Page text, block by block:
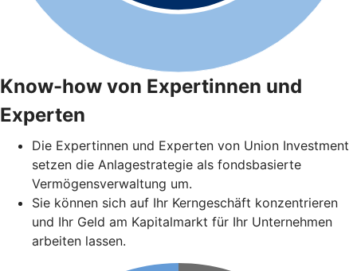
Know-how von Expertinnen und
Experten
Die Expertinnen und Experten von Union Investment
setzen die Anlagestrategie als fondsbasierte
Vermögensverwaltung um.
Sie können sich auf Ihr Kerngeschäft konzentrieren
und Ihr Geld am Kapitalmarkt für Ihr Unternehmen
arbeiten lassen.